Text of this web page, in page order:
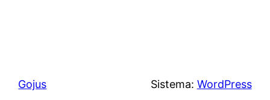
Gojus Sistema: WordPress